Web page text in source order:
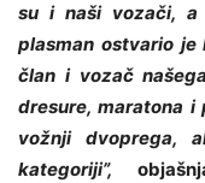
su i naši vozači, a
plasman ostvario je
član i vozač
dresure, maratona i
vožnji dvoprega,
kategoriji”,